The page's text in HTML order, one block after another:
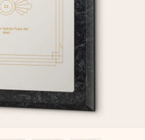
Handumdrehen
in wenigen Schritten – mit
oder einer Nachricht von
Liebe für den perfekten